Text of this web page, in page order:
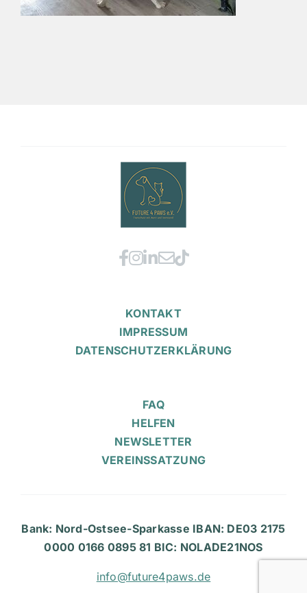
KONTAKT
IMPRESSUM
DATENSCHUTZERKLÄRUNG
FAQ
HELFEN
NEWSLETTER
VEREINSSATZUNG
Bank: Nord-Ostsee-Sparkasse IBAN: DE03 2175
0000 0166 0895 81 BIC: NOLADE21NOS
info@future4paws.de